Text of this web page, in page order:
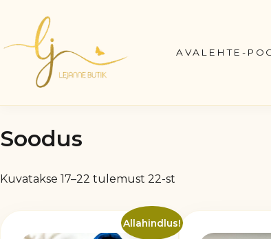
AVALEHTE-
content
Soodus
Kuvatakse 17–22 tulemust 22-st
järgi
Allahindlus!